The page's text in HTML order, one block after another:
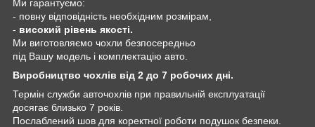
Ми гарантуємо:
- повну відповідність необхідним розмірам,
- високий рівень якості.
Ми виготовляємо чохли безпосередньо
під Вашу модель і комплектацію авто.
Виробництво чохлів від 2 до 7 робочих дні.
Термін служби авточохлів при правильній експлуатації
досягає близько 7 років.
Послаблений шов для коректної роботи подушок безпеки.